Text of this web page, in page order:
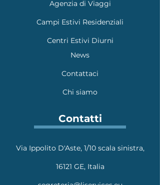
Agenzia di Viaggi
Campi Estivi Residenziali
Centri Estivi Diurni
News
Contattaci
Chi siamo
Contatti
Via Ippolito D'Aste, 1/10 scala sinistra,
16121 GE, Italia